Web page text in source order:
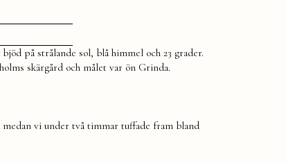
på strålande sol, blå himmel och 23 grader.
skärgård och målet var ön Grinda.
vi under två timmar tuffade fram bland